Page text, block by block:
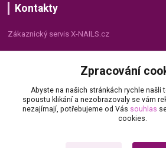
Kontakty
Zákaznický servis X-NAILS.cz
+420 735 055 075
(Po - Pá, 8 - 16 hod.)
info@x-nails.cz
Zpracování
Abyste na našich stránkách rychle našli
spoustu klikání a nezobrazovaly se vám
nezajímají, potřebujeme od Vás souhlas
cookies.